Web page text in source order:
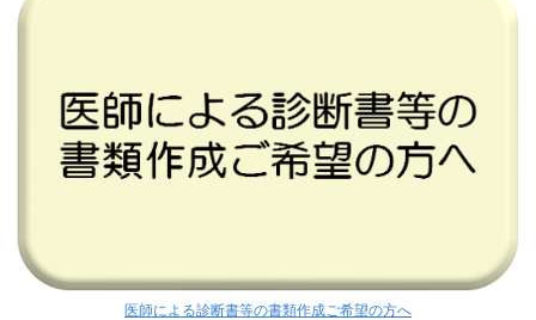
医師による診断書等の書類作成ご希望の方へ